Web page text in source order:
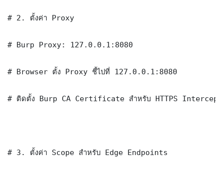
# 2. ตั้งค่า Proxy
# Burp Proxy: 127.0.0.1:8080
# Browser ตั้ง Proxy ชี้ไปที่ 127.0.0.1:8080
# ติดตั้ง Burp CA Certificate สำหรับ HTTPS
# 3. ตั้งค่า Scope สำหรับ Edge Endpoints